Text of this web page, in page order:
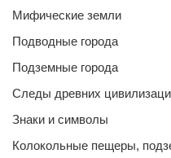
Мифические земли
Подводные города
Подземные города
Следы древних
Знаки и символы
Колокольные пещеры,